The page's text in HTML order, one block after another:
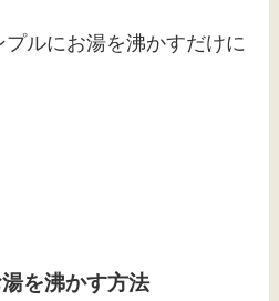
ルにお湯を沸かすだけに
を沸かす方法